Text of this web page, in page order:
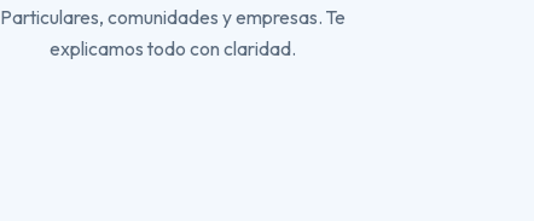
Particulares, comunidades y empresas. Te
explicamos todo con claridad.